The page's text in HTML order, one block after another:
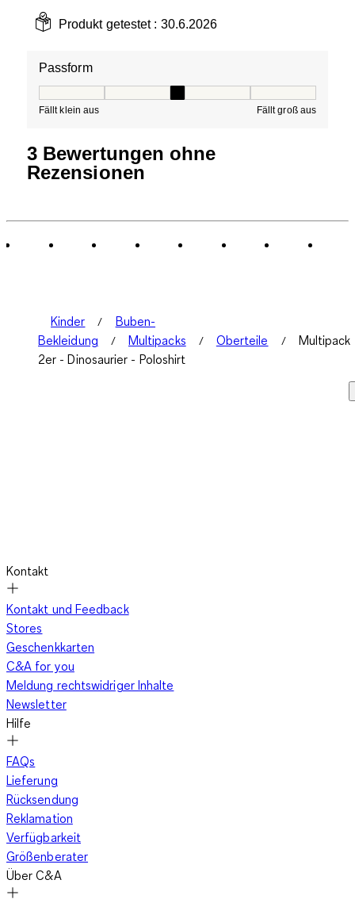
Produkt getestet : 30.6.2026
Passform
Fällt klein aus Fällt groß aus
3 Bewertungen ohne
Rezensionen
Kinder
Buben-
Bekleidung
Multipacks Oberteile
Multipack
2er - Dinosaurier - Poloshirt
Kontakt
Kontakt und Feedback
Stores
Geschenkkarten
C&A for you
Meldung rechtswidriger Inhalte
Newsletter
Hilfe
FAQs
Lieferung
Rücksendung
Reklamation
Verfügbarkeit
Größenberater
Über C&A